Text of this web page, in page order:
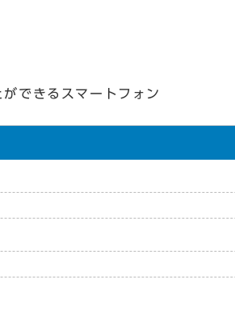
できるスマートフォン